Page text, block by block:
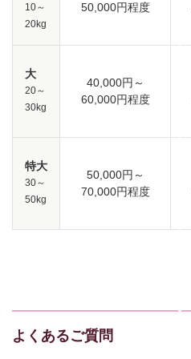
10～
20kg
50,000円程度
大
20～
30kg
40,000円～
60,000円程度
特大
30～
50kg
50,000円～
70,000円程度
よくあるご質問